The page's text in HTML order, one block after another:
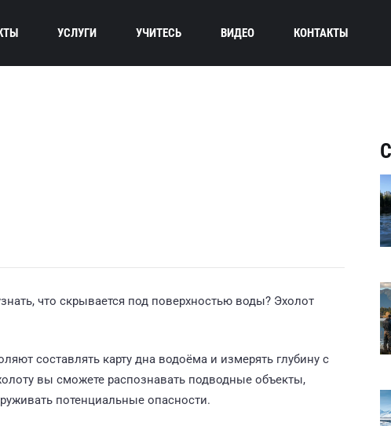
УСЛУГИ УЧИТЕСЬ ВИДЕО КОНТАКТЫ
что скрывается под поверхностью воды? Эхолот
составлять карту дна водоёма и измерять глубину с
вы сможете распознавать подводные объекты,
потенциальные опасности.